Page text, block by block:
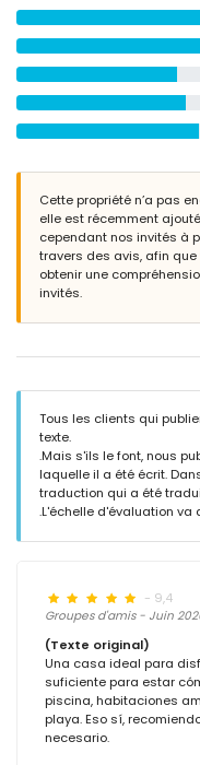
Cette propriété n’a pas
elle est récemment
cependant nos invités à
travers des avis, afin que
obtenir une
invités.
Tous les clients qui
texte.
.Mais s'ils le font, nous
laquelle il a été écrit.
traduction qui a été
.L'échelle d'évaluation va
- 9,4
Groupes d'amis - Juin
(Texte original)
Una casa ideal para
suficiente para estar
piscina, habitaciones
playa. Eso sí,
necesario.